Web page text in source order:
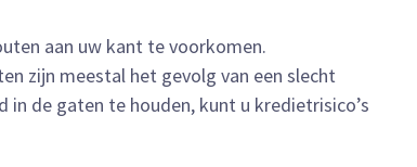
aan uw kant te voorkomen.
zijn meestal het gevolg van een slecht
in de gaten te houden, kunt u kredietrisico’s